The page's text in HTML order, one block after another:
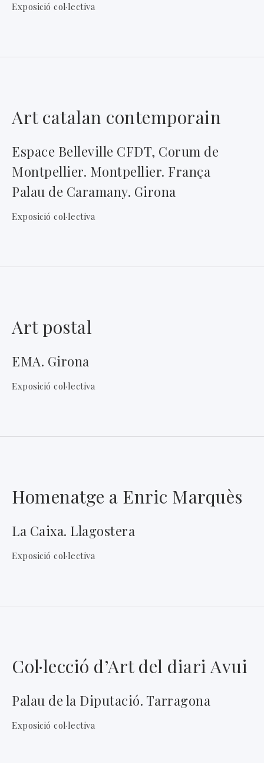
Exposició col·lectiva
Art catalan contemporain
Espace Belleville CFDT, Corum de
Montpellier. Montpellier. França
Palau de Caramany. Girona
Exposició col·lectiva
Art postal
EMA. Girona
Exposició col·lectiva
Homenatge a Enric Marquès
La Caixa. Llagostera
Exposició col·lectiva
Col·lecció d’Art del diari Avui
Palau de la Diputació. Tarragona
Exposició col·lectiva